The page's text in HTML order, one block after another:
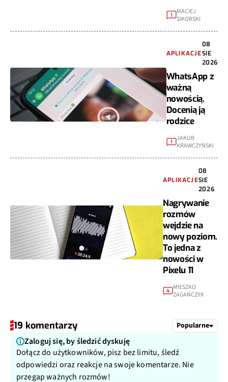
1
MACIEJ
SIKORSKI
APLIKACJE
08
SIE
2026
WhatsApp z
ważną
nowością.
Docenią ją
rodzice
1
JAKUB
KRAWCZYŃSKI
APLIKACJE
08
SIE
2026
Nagrywanie
rozmów
wejdzie na
nowy poziom.
To jedna z
nowości w
Pixelu 11
4 MIESZKO
ZAGAŃCZYK
19 komentarzy Popularne
Zaloguj się, by śledzić dyskuję
Dołącz do użytkowników, pisz bez limitu, śledź
odpowiedzi oraz reakcje na swoje komentarze. Nie
przegap ważnych rozmów!